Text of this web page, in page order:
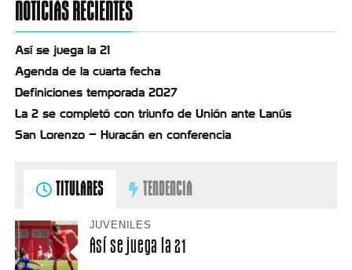
NOTICIAS RECIENTES
Así se juega la 21
Agenda de la cuarta fecha
Definiciones temporada 2027
La 2 se completó con triunfo de Unión ante Lanús
San Lorenzo – Huracán en conferencia
TITULARES TENDENCIA
JUVENILES
Así se juega la 21